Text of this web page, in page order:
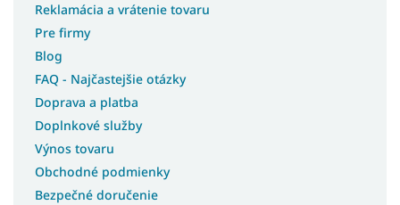
Reklamácia a vrátenie tovaru
Pre firmy
Blog
FAQ - Najčastejšie otázky
Doprava a platba
Doplnkové služby
Výnos tovaru
Obchodné podmienky
Bezpečné doručenie